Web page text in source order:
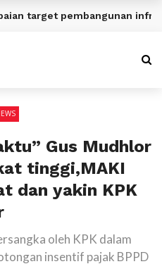
target pembangunan
Gus Mudhlor
tinggi,MAKI
dan yakin KPK
oleh KPK dalam
insentif pajak BPPD